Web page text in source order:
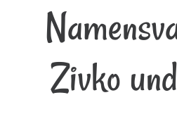
Zivko